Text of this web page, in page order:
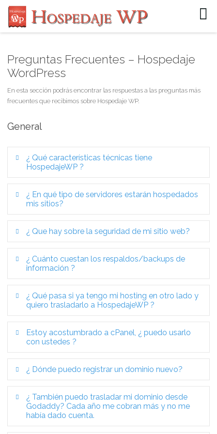
Preguntas Frecuentes – Hospedaje
WordPress
En esta sección podrás encontrar las respuestas a las preguntas más
frecuentes que recibimos sobre Hospedaje WP.
General
¿ Qué características técnicas tiene
HospedajeWP ?
¿ En qué tipo de servidores estarán hospedados
mis sitios?
¿ Que hay sobre la seguridad de mi sitio web?
¿ Cuánto cuestan los respaldos/backups de
información ?
¿ Qué pasa si ya tengo mi hosting en otro lado y
quiero trasladarlo a HospedajeWP ?
Estoy acostumbrado a cPanel, ¿ puedo usarlo
con ustedes ?
¿ Dónde puedo registrar un dominio nuevo?
¿ También puedo trasladar mi dominio desde
Godaddy? Cada año me cobran más y no me
había dado cuenta.
E-Mail
Recordarme